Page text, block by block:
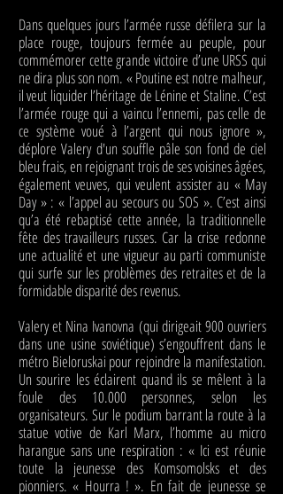
Dans quelques jours l’armée russe défilera sur la
place rouge, toujours fermée au peuple, pour
commémorer cette grande victoire d’une URSS qui
ne dira plus son nom. « Poutine est notre malheur,
il veut liquider l’héritage de Lénine et Staline. C’est
l’armée rouge qui a vaincu l’ennemi, pas celle de
ce système voué à l’argent qui nous ignore »,
déplore Valery d'un souffle pâle son fond de ciel
bleu frais, en rejoignant trois de ses voisines âgées,
également veuves, qui veulent assister au « May
Day » : « l’appel au secours ou SOS ». C’est ainsi
qu’a été rebaptisé cette année, la traditionnelle
fête des travailleurs russes. Car la crise redonne
une actualité et une vigueur au parti communiste
qui surfe sur les problèmes des retraites et de la
formidable disparité des revenus.
Valery et Nina Ivanovna (qui dirigeait 900 ouvriers
dans une usine soviétique) s’engouffrent dans le
métro Bieloruskai pour rejoindre la manifestation.
Un sourire les éclairent quand ils se mêlent à la
foule des 10.000 personnes, selon les
organisateurs. Sur le podium barrant la route à la
statue votive de Karl Marx, l’homme au micro
harangue sans une respiration : « Ici est réunie
toute la jeunesse des Komsomolsks et des
pionniers. « Hourra ! ». En fait de jeunesse se